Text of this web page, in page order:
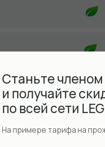
Станьте членом
и получайте
по всей сети
На примере тарифа на